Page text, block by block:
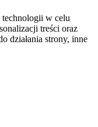
w celu
treści oraz
działania strony, inne